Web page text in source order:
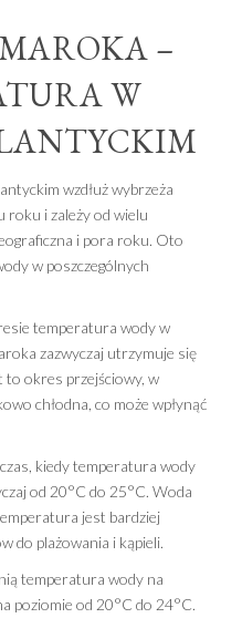
–
W
wzdłuż wybrzeża
roku i zależy od wielu
i pora roku. Oto
w poszczególnych
temperatura wody w
zazwyczaj utrzymuje się
to okres przejściowy, w
chłodna, co może wpłynąć
kiedy temperatura wody
od 20°C do 25°C. Woda
jest bardziej
do plażowania i kąpieli.
temperatura wody na
poziomie od 20°C do 24°C.